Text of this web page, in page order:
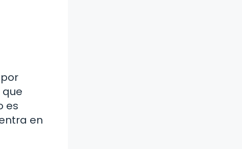
que
es
en